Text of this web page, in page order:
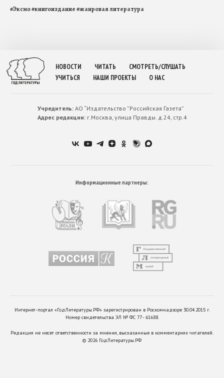
#Эксмо#книгоиздание#жанровая литература
НОВОСТИ ЧИТАТЬ
СМОТРЕТЬ/СЛУШАТЬ
УЧИТЬСЯ
НАШИ ПРОЕКТЫ О НАС
Учредитель:АО “Издательство ”Российская Газета”
Адрес редакции:г.Москва, улица Правды. д.24, стр.4
Информационные партнеры:
Интернет-портал «ГодЛитературы.РФ» зарегистрирован в Роскомнадзоре 30.04.2015 г.
Номер свидетельства ЭЛ № ФС 77 - 61688.
Редакция не несет ответственности за мнения, высказанные в комментариях читателей.
© 2026 ГодЛитературы.РФ